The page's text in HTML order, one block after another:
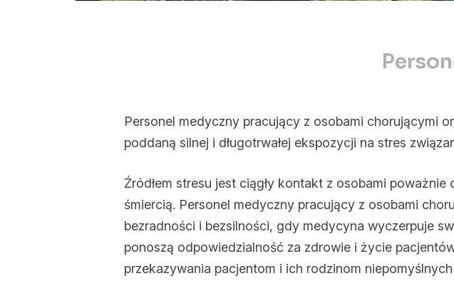
Personel medyczny pracujący z osobami chorującymi
poddaną silnej i długotrwałej ekspozycji na stres
Źródłem stresu jest ciągły kontakt z osobami
śmiercią. Personel medyczny pracujący z osobami
bezradności i bezsilności, gdy medycyna wyczerpuje
ponoszą odpowiedzialność za zdrowie i życie
przekazywania pacjentom i ich rodzinom